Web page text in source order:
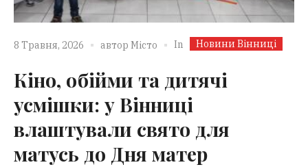
8 Травня, 2026 автор Місто In Новини Вінниці
Кіно, обійми та дитячі
усмішки: у Вінниці
влаштували свято для
матусь до Дня матер